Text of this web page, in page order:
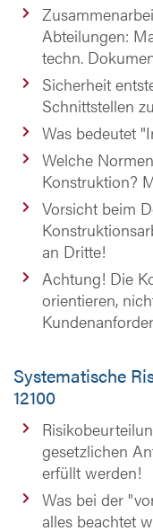
Abteilungen:
techn.
Sicherheit
Schnittstellen
Was bedeutet
Welche
Konstruktion?
Vorsicht beim
an Dritte!
Achtung! Die
orientieren,
Systematische
12100
gesetzlichen
erfüllt werden!
Was bei der
alles beachtet